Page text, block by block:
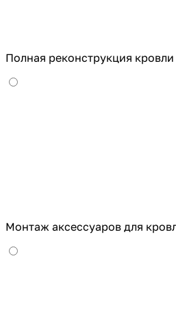
Полная реконструкция кровли
Монтаж аксессуаров для